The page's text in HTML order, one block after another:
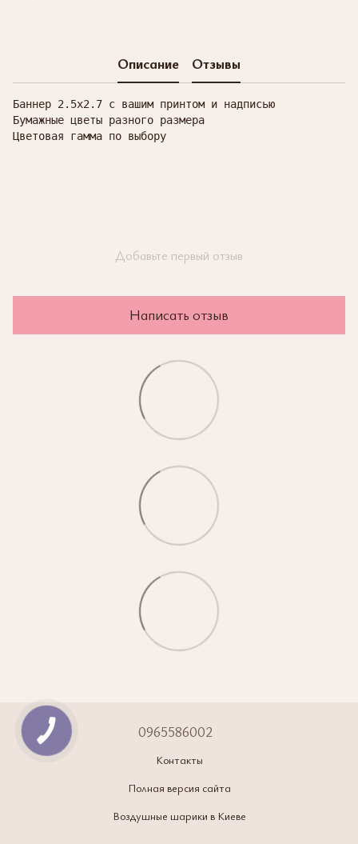
Описание Отзывы
Баннер 2.5х2.7 с вашим принтом и надписью
Бумажные цветы разного размера
Цветовая гамма по выбору
Добавьте первый отзыв
Написать отзыв
0965586002
Контакты
Полная версия сайта
Воздушные шарики в Киеве